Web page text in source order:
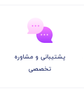
پشتیبانی و مشاوره
تخصصی